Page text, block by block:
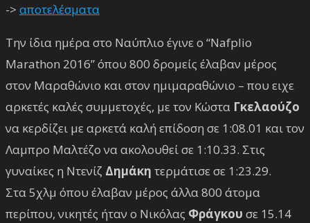
-> αποτελέσματα
Την ίδια ημέρα στο Ναύπλιο έγινε ο “Nafplio
Marathon 2016” όπου 800 δρομείς έλαβαν μέρος
στον Μαραθώνιο και στον ημιμαραθώνιο – που ειχε
αρκετές καλές συμμετοχές, με τον Κώστα Γκελαούζο
να κερδίζει με αρκετά καλή επίδοση σε 1:08.01 και τον
Λαμπρο Μαλτέζο να ακολουθεί σε 1:10.33. Στις
γυναίκες η Ντενίζ Δημάκη τερμάτισε σε 1:23.29.
Στα 5χλμ όπου έλαβαν μέρος άλλα 800 άτομα
περίπου, νικητές ήταν ο Νικόλας Φράγκου σε 15.14